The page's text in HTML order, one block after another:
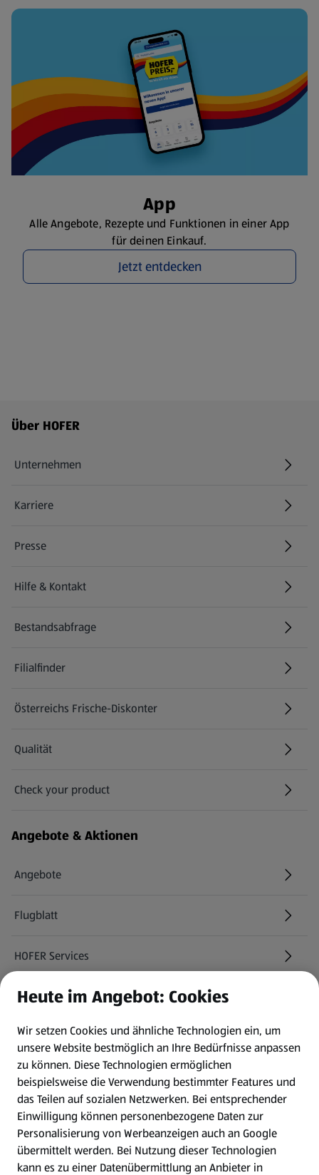
App
Alle Angebote, Rezepte und Funktionen in einer App
für deinen Einkauf.
Jetzt entdecken
Fußzeilenmenü - weitere Links
Über HOFER
Unternehmen
Karriere
(öffnet in einem neuen Tab)
Presse
Hilfe & Kontakt
(öffnet in einem neuen Tab)
Bestandsabfrage
(öffnet in einem neuen Tab)
Filialfinder
Österreichs Frische-Diskonter
Qualität
Check your product
(öffnet in einem neuen Tab)
Angebote & Aktionen
Angebote
Flugblatt
HOFER Services
Newsletter
WhatsApp
Gewinnspiele
Mein HOFER. Meine Einkäufe.
Meine Meinung. Mein HOFER.
Heute im Angebot: Cookies
Wir setzen Cookies und ähnliche Technologien ein, um
unsere Website bestmöglich an Ihre Bedürfnisse anpassen
zu können. Diese Technologien ermöglichen
beispielsweise die Verwendung bestimmter Features und
das Teilen auf sozialen Netzwerken. Bei entsprechender
Einwilligung können personenbezogene Daten zur
Personalisierung von Werbeanzeigen auch an Google
übermittelt werden. Bei Nutzung dieser Technologien
kann es zu einer Datenübermittlung an Anbieter in